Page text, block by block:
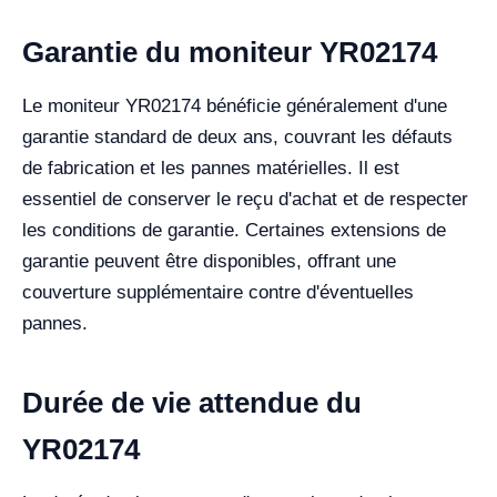
Garantie du moniteur YR02174
Le moniteur YR02174 bénéficie généralement d'une
garantie standard de deux ans, couvrant les défauts
de fabrication et les pannes matérielles. Il est
essentiel de conserver le reçu d'achat et de respecter
les conditions de garantie. Certaines extensions de
garantie peuvent être disponibles, offrant une
couverture supplémentaire contre d'éventuelles
pannes.
Durée de vie attendue du
YR02174